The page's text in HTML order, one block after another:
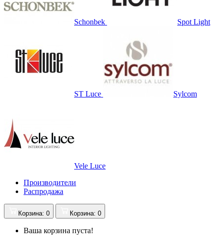
Schonbek Spot Light
ST Luce Sylcom
Vele Luce
Производители
Распродажа
Корзина: 0 Корзина: 0
Ваша корзина пуста!